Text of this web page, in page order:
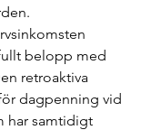
belopp med
retroaktiva
dagpenning vid
har samtidigt